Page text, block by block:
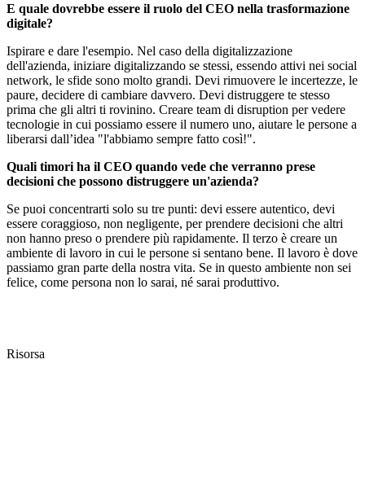
E quale dovrebbe essere il ruolo del CEO nella trasformazione
digitale?
Ispirare e dare l'esempio. Nel caso della digitalizzazione
dell'azienda, iniziare digitalizzando se stessi, essendo attivi nei social
network, le sfide sono molto grandi. Devi rimuovere le incertezze, le
paure, decidere di cambiare davvero. Devi distruggere te stesso
prima che gli altri ti rovinino. Creare team di disruption per vedere
tecnologie in cui possiamo essere il numero uno, aiutare le persone a
liberarsi dall’idea "l'abbiamo sempre fatto così!".
Quali timori ha il CEO quando vede che verranno prese
decisioni che possono distruggere un'azienda?
Se puoi concentrarti solo su tre punti: devi essere autentico, devi
essere coraggioso, non negligente, per prendere decisioni che altri
non hanno preso o prendere più rapidamente. Il terzo è creare un
ambiente di lavoro in cui le persone si sentano bene. Il lavoro è dove
passiamo gran parte della nostra vita. Se in questo ambiente non sei
felice, come persona non lo sarai, né sarai produttivo.
Risorsa